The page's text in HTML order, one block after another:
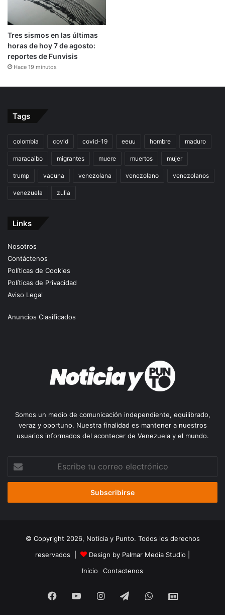
Tres sismos en las últimas
horas de hoy 7 de agosto:
reportes de Funvisis
Hace 19 minutos
Tags
colombia covid covid-19 eeuu hombre maduro
maracaibo migrantes muere muertos mujer
trump vacuna venezolana venezolano venezolanos
venezuela zulia
Links
Nosotros
Contáctenos
Políticas de Cookies
Políticas de Privacidad
Aviso Legal
Anuncios Clasificados
Somos un medio de comunicación independiente, equilibrado,
veraz y oportuno. Nuestra finalidad es mantener a nuestros
usuarios informados del acontecer de Venezuela y el mundo.
correo
© Copyright 2026, Noticia y Punto. Todos los derechos
reservados |
Design by Palmar Media Studio
Inicio
Contactenos
Facebook
YouTubeInstagramTelegramWhatsApp
Google